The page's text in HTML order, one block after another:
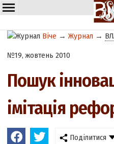
Віче →Журнал →
№19, жовтень 2010
Пошук
імітація
Поділитися